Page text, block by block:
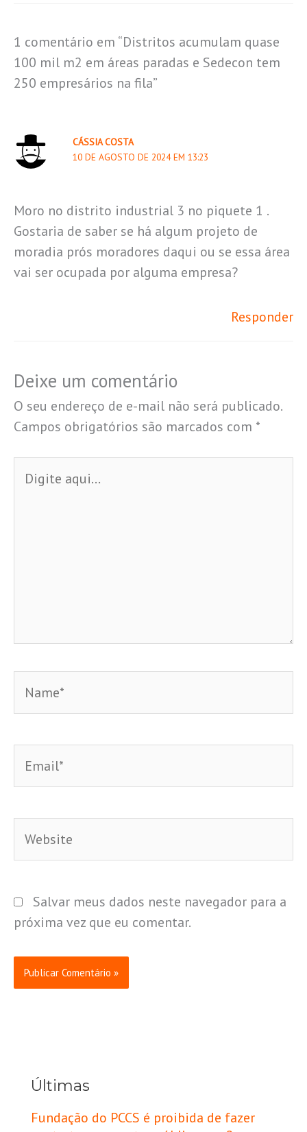
1 comentário em “Distritos acumulam quase
100 mil m2 em áreas paradas e Sedecon tem
250 empresários na fila”
CÁSSIA COSTA
10 DE AGOSTO DE 2024 EM 13:23
Moro no distrito industrial 3 no piquete 1 .
Gostaria de saber se há algum projeto de
moradia prós moradores daqui ou se essa área
vai ser ocupada por alguma empresa?
Responder
Deixe um comentário
O seu endereço de e-mail não será publicado.
Campos obrigatórios são marcados com *
aqui...
Salvar meus dados neste navegador para a
próxima vez que eu comentar.
Últimas
Fundação do PCCS é proibida de fazer